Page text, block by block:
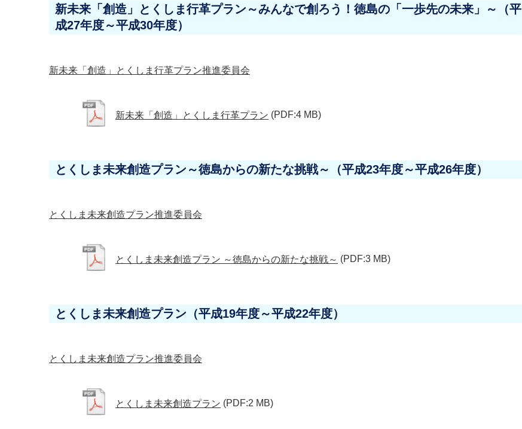
新未来「創造」とくしま行革プラン～みんなで創ろう！徳島の「一歩先の未来」～（平
成27年度～平成30年度）
新未来「創造」とくしま行革プラン推進委員会
新未来「創造」とくしま行革プラン (PDF:4 MB)
とくしま未来創造プラン～徳島からの新たな挑戦～（平成23年度～平成26年度）
とくしま未来創造プラン推進委員会
とくしま未来創造プラン ～徳島からの新たな挑戦～ (PDF:3 MB)
とくしま未来創造プラン（平成19年度～平成22年度）
とくしま未来創造プラン推進委員会
とくしま未来創造プラン (PDF:2 MB)